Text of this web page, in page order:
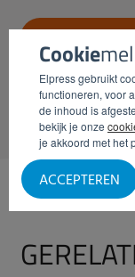
Cookie
Elpress gebruikt
functioneren, voor
de inhoud is
bekijk je onze
je akkoord met het
ACCEPTEREN